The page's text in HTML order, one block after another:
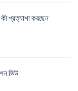
কী প্রত্যাশা করছেন
ভিউ